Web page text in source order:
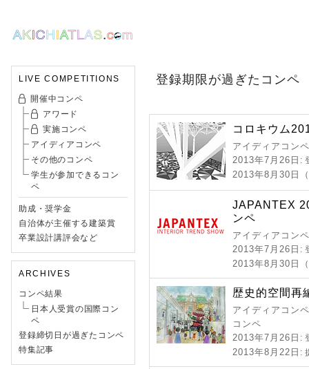
LIVE COMPETITIONS
開催中コンペ
アワード
実施コンペ
アイディアコンペ
その他のコンペ
学生が参加できるコン
ペ
助成・奨学金
自治体が主催する建築賞
卒業設計講評会など
ARCHIVES
コンペ結果
日本人受賞の国際コン
ペ
登録締切日が過ぎたコンペ
特集記事
登録期限が過ぎたコンペ
コロキウム
アイディアコン
2013年7月26日 :
2013年8月30日
JAPANTEX
ンペ
アイディアコン
2013年7月26日 :
2013年8月30日
歴史的空間再
アイディアコン
コンペ
2013年7月26日 :
2013年8月22日 :